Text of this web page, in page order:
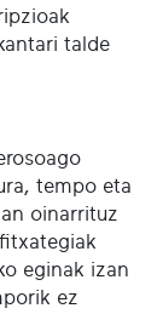
talde
tempo eta
oinarrituz
eginak izan
ez